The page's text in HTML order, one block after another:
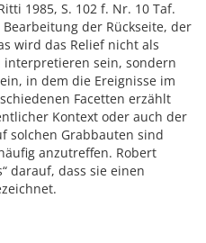
1985, S. 102 f. Nr. 10 Taf.
der Rückseite, der
wird das Relief nicht als
interpretieren sein, sondern
in dem die Ereignisse im
Facetten erzählt
Kontext oder auch der
solchen Grabbauten sind
anzutreffen. Robert
darauf, dass sie einen